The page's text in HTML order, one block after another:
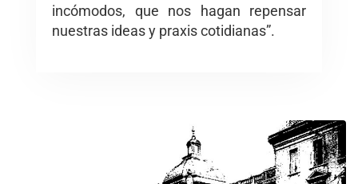
incómodos, que nos hagan repensar
nuestras ideas y praxis cotidianas”.